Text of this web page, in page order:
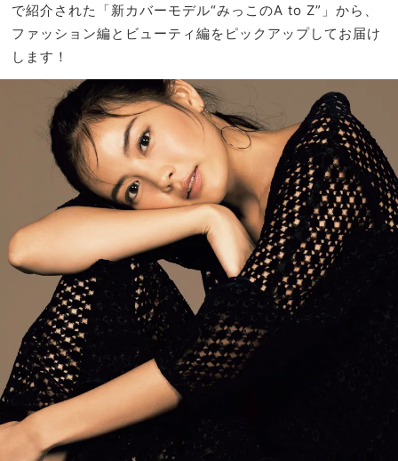
で紹介された「新カバーモデル“みっこのA to Z”」から、
ファッション編とビューティ編をピックアップしてお届け
します！